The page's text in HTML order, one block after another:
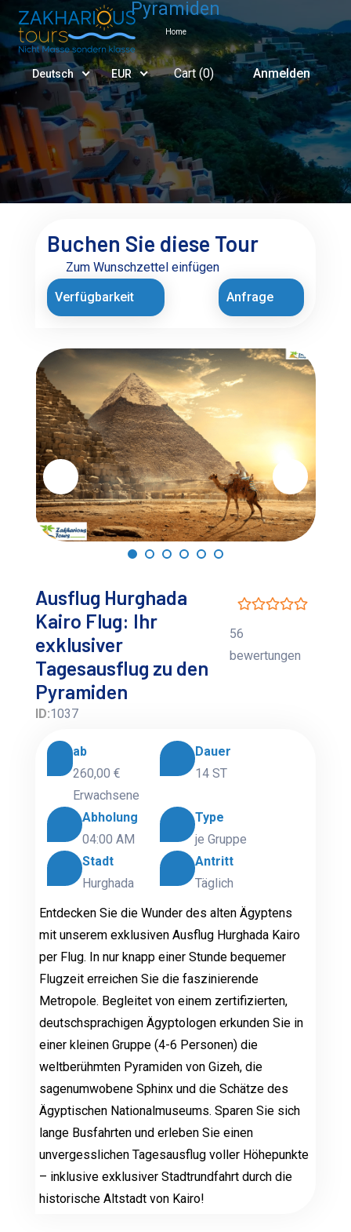
Deutsch EUR Cart (0) Anmelden
Pyramiden
Home
Ausflug Hurghada
Kairo Flug: Ihr
exklusiver
Tagesausflug zu den
Pyramiden
ID:1037
56
bewertungen
ab
260,00 €
Erwachsene
Dauer
14 ST
Abholung
04:00 AM
Type
je Gruppe
Stadt
Hurghada
Antritt
Täglich
Entdecken Sie die Wunder des alten Ägyptens
mit unserem exklusiven Ausflug Hurghada Kairo
per Flug. In nur knapp einer Stunde bequemer
Flugzeit erreichen Sie die faszinierende
Metropole. Begleitet von einem zertifizierten,
deutschsprachigen Ägyptologen erkunden Sie in
einer kleinen Gruppe (4-6 Personen) die
weltberühmten Pyramiden von Gizeh, die
sagenumwobene Sphinx und die Schätze des
Ägyptischen Nationalmuseums. Sparen Sie sich
lange Busfahrten und erleben Sie einen
unvergesslichen Tagesausflug voller Höhepunkte
– inklusive exklusiver Stadtrundfahrt durch die
historische Altstadt von Kairo!
Buchen Sie diese Tour
Zum Wunschzettel einfügen
Verfügbarkeit
Anfrage